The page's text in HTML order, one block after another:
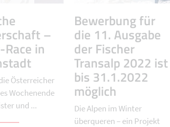
–
in
Österreicher
Wochenende
und ...
Bewerbung für
die 11. Ausgabe
der Fischer
Transalp 2022 ist
bis 31.1.2022
möglich
Die Alpen im Winter
überqueren – ein Projekt